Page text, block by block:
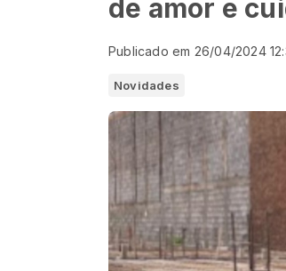
de amor e
Publicado em 26/04/2024
Novidades